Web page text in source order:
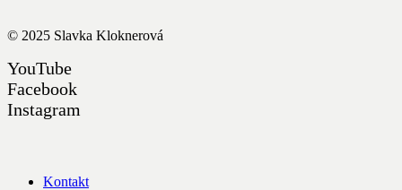
© 2025 Slavka Kloknerová
YouTube
Facebook
Instagram
Kontakt